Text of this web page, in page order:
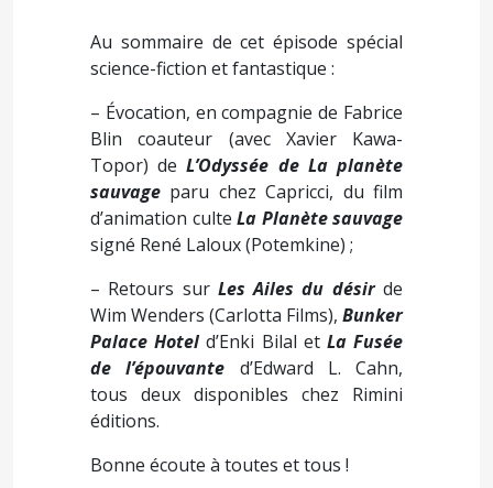
Au sommaire de cet épisode spécial
science-fiction et fantastique :
– Évocation, en compagnie de Fabrice
Blin coauteur (avec Xavier Kawa-
Topor) deL’Odyssée de La planète
sauvage paru chez Capricci, du film
d’animation culte La Planète sauvage
signé René Laloux (Potemkine) ;
– Retours sur Les Ailes du désirde
Wim Wenders (Carlotta Films), Bunker
Palace Hoteld’Enki Bilal et La Fusée
de l’épouvante d’Edward L. Cahn,
tous deux disponibles chez Rimini
éditions.
Bonne écoute à toutes et tous !